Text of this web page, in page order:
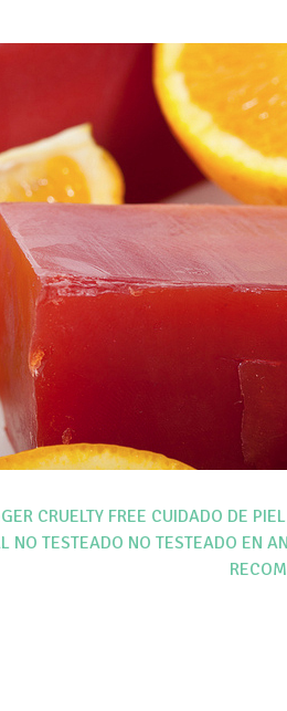
CRUELTY FREE CUIDADO DE PIEL
NO TESTEADO NO TESTEADO EN